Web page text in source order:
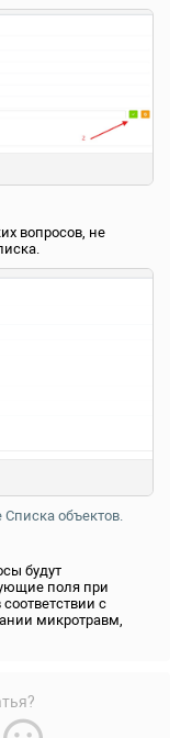
вопросов, не
Списка объектов.
будут
поля при
с
микротравм,